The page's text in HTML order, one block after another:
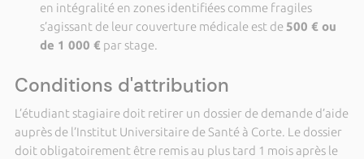
en intégralité en zones identifiées comme fragiles
s’agissant de leur couverture médicale est de 500 € ou
de 1 000 € par stage.
Conditions d'attribution
L’étudiant stagiaire doit retirer un dossier de demande d’aide
auprès de l’Institut Universitaire de Santé à Corte. Le dossier
doit obligatoirement être remis au plus tard 1 mois après le